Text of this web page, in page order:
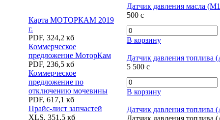
Карта МОТОРКАМ 2019
г.
PDF, 324,2 кб
Коммерческое
предложение МоторКам
PDF, 236,5 кб
Коммерческое
предложение по
отключению мочевины
PDF, 617,1 кб
Прайс-лист запчастей
XLS, 351,5 кб
Датчик давления масла
500 c
В корзину
Датчик давления топлива
5 500 c
В корзину
Датчик давления топлива